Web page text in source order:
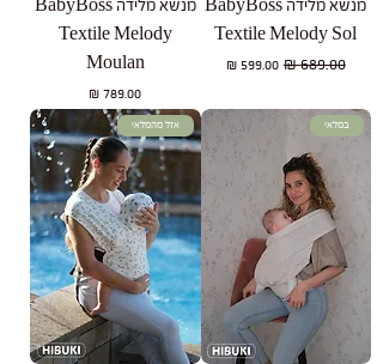
מנשא מלידה BabyBoss
Textile Melody Sol
מחיר רגיל‏689.00 ‏₪ מחיר מבצע‏599.00 ‏₪
מנשא מלידה BabyBoss
Textile Melody
Moulan
מחיר
במלאי אזל מהמלאי